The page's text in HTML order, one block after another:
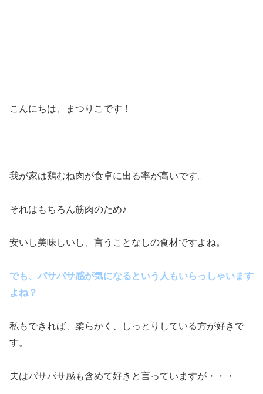
こんにちは、まつりこです！
我が家は鶏むね肉が食卓に出る率が高いです。
それはもちろん筋肉のため♪
安いし美味しいし、言うことなしの食材ですよね。
でも、パサパサ感が気になるという人もいらっしゃいます
よね？
私もできれば、柔らかく、しっとりしている方が好きで
す。
夫はパサパサ感も含めて好きと言っていますが・・・